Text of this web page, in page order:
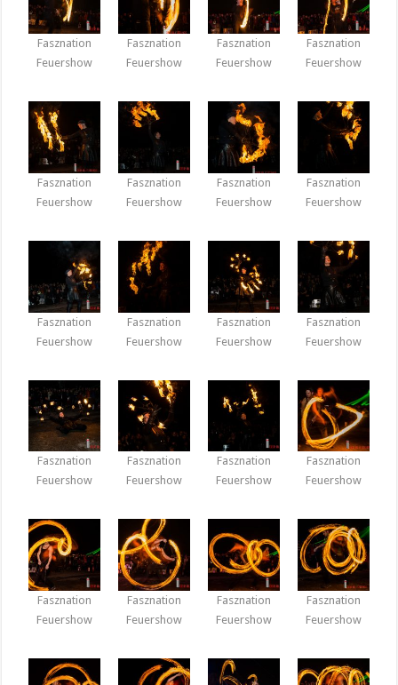
Fasznation
Feuershow
Fasznation
Feuershow
Fasznation
Feuershow
Fasznation
Feuershow
Fasznation
Feuershow
Fasznation
Feuershow
Fasznation
Feuershow
Fasznation
Feuershow
Fasznation
Feuershow
Fasznation
Feuershow
Fasznation
Feuershow
Fasznation
Feuershow
Fasznation
Feuershow
Fasznation
Feuershow
Fasznation
Feuershow
Fasznation
Feuershow
Fasznation
Feuershow
Fasznation
Feuershow
Fasznation
Feuershow
Fasznation
Feuershow